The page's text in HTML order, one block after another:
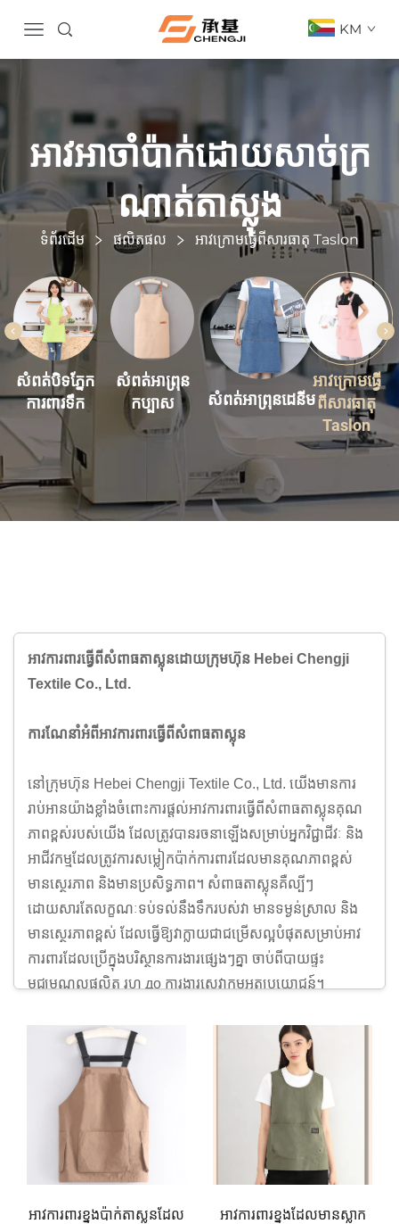
KM
អាវអាចាំប៉ាក់ដោយសាច់ក្រ
ណាត់តាស្លុង
ទំព័រដើម ផលិតផល អាវក្រោមធ្វើពីសារធាតុ Taslon
សំពត់បិទភ្នែក
ការពារទឹក
សំពត់អាព្រុន
កប្បាស
សំពត់អាព្រុនដេនីម
អាវក្រោមធ្វើ
ពីសារធាតុ
Taslon
អាវការពារធ្វើពីសំពាធតាស្លុនដោយក្រុមហ៊ុន Hebei Chengji
Textile Co., Ltd.
ការណែនាំអំពីអាវការពារធ្វើពីសំពាធតាស្លុន
នៅក្រុមហ៊ុន Hebei Chengji Textile Co., Ltd. យើងមានការ
រាប់អានយ៉ាងខ្លាំងចំពោះការផ្តល់អាវការពារធ្វើពីសំពាធតាស្លុនគុណ
ភាពខ្ពស់របស់យើង ដែលត្រូវបានរចនាឡើងសម្រាប់អ្នកវិជ្ជាជីវៈ និង
អាជីវកម្មដែលត្រូវការសម្លៀកប៉ាក់ការពារដែលមានគុណភាពខ្ពស់
មានស្ថេរភាព និងមានប្រសិទ្ធភាព។ សំពាធតាស្លុនគឺល្បីៗ
ដោយសារតែលក្ខណៈទប់ទល់នឹងទឹករបស់វា មានទម្ងន់ស្រាល និង
មានស្ថេរភាពខ្ពស់ ដែលធ្វើឱ្យវាក្លាយជាជម្រើសល្អបំផុតសម្រាប់អាវ
ការពារដែលប្រើក្នុងបរិស្ថានការងារផ្សេងៗគ្នា ចាប់ពីបាយផ្ទះ
មជ្ឈមណ្ឌលផលិត រហ до ការងារសេវាកម្មអត្ថប្រយោជន៍។
ដែលមានគុណភាពខ្ពស់ប្រឆាំងនឹងការហូរច្រាស់ សំណល់ និងការ
ប្រឡាក់ ខណៈពេលដែលនៅតែរក្សាបាននូវសំពត់ដែលស្រួលស្រាល
និងអាចដកដង្ហើមបាន។ អាវក្រែមទាំងនេះសាកសមប៉ុណ្ណោះសម្រាប់
បុគ្គល និងអាជីវកម្មដែលស្វែងរកសំលៀកប័ព្វធ្វើការដែលមាន
ប្រយោជន៍ ប៉ុន្តែក៏មានស្ទីលផងដែរ។ អាវក្រែមទាំងនេះមានជា
ច្រើនពណ៌ និងទំហំ ហើយក៏មានជម្រើសប្ដូរប្រែតាមតម្រូវការ ដូចជា
ការបោះពុម្ពឡូហ្គោ ឬការតែងតាំងដោយដៃ ដែលធ្វើឱ្យអាវក្រែមរបស់
យើងផ្តល់នូវសមតុល្យល្អឥតខ្ចះខ្ចាយរវាងប្រយោជន៍ប្រើប្រាស់ និង
អាវការពារខ្នងប៉ាក់តាស្លុនដែល
អាវការពារខ្នងដែលមានស្លាក